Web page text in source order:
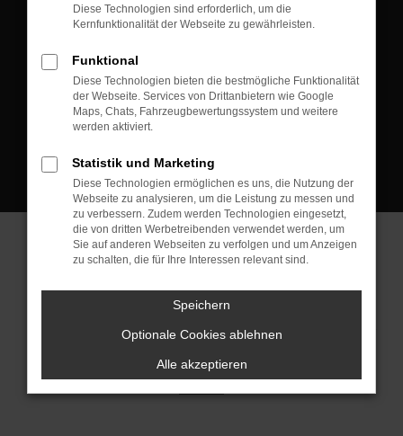
Kontakt:
Tel.: +49 3745 760 90 20
Fax: +49 3745 760 90 21
Mail: fj@jakob-trading.com
Cookie Einstellungen
© 2026 Jakob Trading GmbH | Neustädter Straße 1 | DE-08223
Neustadt/Vogtland | fj@jakob-trading.com | Webdesign by audaris.de
Diese Technologien sind erforderlich, um die
Kernfunktionalität der Webseite zu gewährleisten.
Funktional
Diese Technologien bieten die bestmögliche Funktionalität
der Webseite. Services von Drittanbietern wie Google
Maps, Chats, Fahrzeugbewertungssystem und weitere
werden aktiviert.
Statistik und Marketing
Diese Technologien ermöglichen es uns, die Nutzung der
Webseite zu analysieren, um die Leistung zu messen und
zu verbessern. Zudem werden Technologien eingesetzt,
die von dritten Werbetreibenden verwendet werden, um
Sie auf anderen Webseiten zu verfolgen und um Anzeigen
zu schalten, die für Ihre Interessen relevant sind.
Speichern
Optionale Cookies ablehnen
Alle akzeptieren